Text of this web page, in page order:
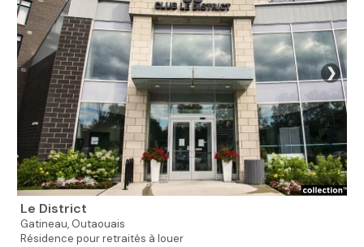
❯
Le District
Gatineau, Outaouais
Résidence pour retraités à louer